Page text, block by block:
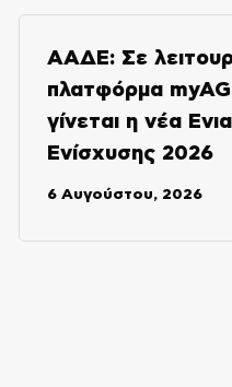
ΑΑΔΕ: Σε
πλατφόρμα
γίνεται η νέα
Ενίσχυσης 2026
6 Αυγούστου, 2026